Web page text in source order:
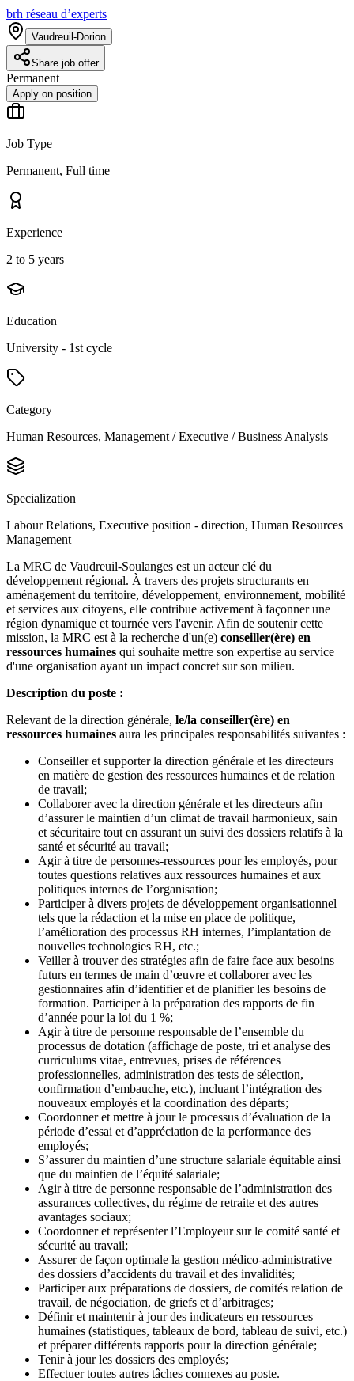
brh réseau d’experts
Vaudreuil-Dorion
Share job offer
Permanent
Apply on position
Job Type
Permanent, Full time
Experience
2 to 5 years
Education
University - 1st cycle
Category
Human Resources, Management / Executive / Business Analysis
Specialization
Labour Relations, Executive position - direction, Human Resources
Management
La MRC de Vaudreuil-Soulanges est un acteur clé du
développement régional. À travers des projets structurants en
aménagement du territoire, développement, environnement, mobilité
et services aux citoyens, elle contribue activement à façonner une
région dynamique et tournée vers l'avenir. Afin de soutenir cette
mission, la MRC est à la recherche d'un(e) conseiller(ère) en
ressources humaines qui souhaite mettre son expertise au service
d'une organisation ayant un impact concret sur son milieu.
Description du poste :
Relevant de la direction générale, le/la conseiller(ère) en
ressources humaines aura les principales responsabilités suivantes :
Conseiller et supporter la direction générale et les directeurs
en matière de gestion des ressources humaines et de relation
de travail;
Collaborer avec la direction générale et les directeurs afin
d’assurer le maintien d’un climat de travail harmonieux, sain
et sécuritaire tout en assurant un suivi des dossiers relatifs à la
santé et sécurité au travail;
Agir à titre de personnes-ressources pour les employés, pour
toutes questions relatives aux ressources humaines et aux
politiques internes de l’organisation;
Participer à divers projets de développement organisationnel
tels que la rédaction et la mise en place de politique,
l’amélioration des processus RH internes, l’implantation de
nouvelles technologies RH, etc.;
Veiller à trouver des stratégies afin de faire face aux besoins
futurs en termes de main d’œuvre et collaborer avec les
gestionnaires afin d’identifier et de planifier les besoins de
formation. Participer à la préparation des rapports de fin
d’année pour la loi du 1 %;
Agir à titre de personne responsable de l’ensemble du
processus de dotation (affichage de poste, tri et analyse des
curriculums vitae, entrevues, prises de références
professionnelles, administration des tests de sélection,
confirmation d’embauche, etc.), incluant l’intégration des
nouveaux employés et la coordination des départs;
Coordonner et mettre à jour le processus d’évaluation de la
période d’essai et d’appréciation de la performance des
employés;
S’assurer du maintien d’une structure salariale équitable ainsi
que du maintien de l’équité salariale;
Agir à titre de personne responsable de l’administration des
assurances collectives, du régime de retraite et des autres
avantages sociaux;
Coordonner et représenter l’Employeur sur le comité santé et
sécurité au travail;
Assurer de façon optimale la gestion médico-administrative
des dossiers d’accidents du travail et des invalidités;
Participer aux préparations de dossiers, de comités relation de
travail, de négociation, de griefs et d’arbitrages;
Définir et maintenir à jour des indicateurs en ressources
humaines (statistiques, tableaux de bord, tableau de suivi, etc.)
et préparer différents rapports pour la direction générale;
Tenir à jour les dossiers des employés;
Effectuer toutes autres tâches connexes au poste.